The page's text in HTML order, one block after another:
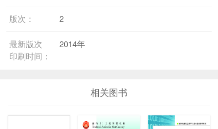
版次： 2
最新版次
印刷时间：
2014年
相关图书